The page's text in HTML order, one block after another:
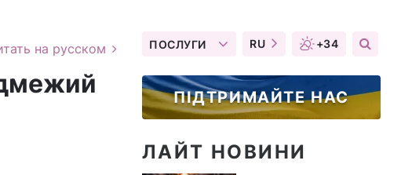
на русском ПОСЛУГИ RU +34
ПІДТРИМАЙТЕ НАС
ЛАЙТ НОВИНИ